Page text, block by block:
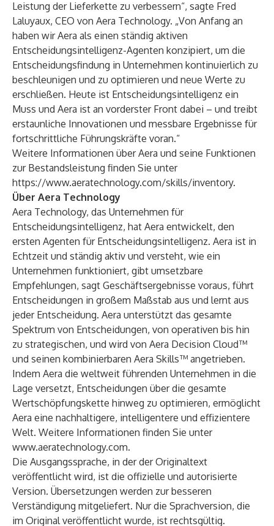
Leistung der Lieferkette zu verbessern“, sagte Fred
Laluyaux, CEO von Aera Technology. „Von Anfang an
haben wir Aera als einen ständig aktiven
Entscheidungsintelligenz-Agenten konzipiert, um die
Entscheidungsfindung in Unternehmen kontinuierlich zu
beschleunigen und zu optimieren und neue Werte zu
erschließen. Heute ist Entscheidungsintelligenz ein
Muss und Aera ist an vorderster Front dabei – und treibt
erstaunliche Innovationen und messbare Ergebnisse für
fortschrittliche Führungskräfte voran.“
Weitere Informationen über Aera und seine Funktionen
zur Bestandsleistung finden Sie unter
https://www.aeratechnology.com/skills/inventory.
Über Aera Technology
Aera Technology, das Unternehmen für
Entscheidungsintelligenz, hat Aera entwickelt, den
ersten Agenten für Entscheidungsintelligenz. Aera ist in
Echtzeit und ständig aktiv und versteht, wie ein
Unternehmen funktioniert, gibt umsetzbare
Empfehlungen, sagt Geschäftsergebnisse voraus, führt
Entscheidungen in großem Maßstab aus und lernt aus
jeder Entscheidung. Aera unterstützt das gesamte
Spektrum von Entscheidungen, von operativen bis hin
zu strategischen, und wird von Aera Decision Cloud™
und seinen kombinierbaren Aera Skills™ angetrieben.
Indem Aera die weltweit führenden Unternehmen in die
Lage versetzt, Entscheidungen über die gesamte
Wertschöpfungskette hinweg zu optimieren, ermöglicht
Aera eine nachhaltigere, intelligentere und effizientere
Welt. Weitere Informationen finden Sie unter
www.aeratechnology.com.
Die Ausgangssprache, in der der Originaltext
veröffentlicht wird, ist die offizielle und autorisierte
Version. Übersetzungen werden zur besseren
Verständigung mitgeliefert. Nur die Sprachversion, die
im Original veröffentlicht wurde, ist rechtsgültig.